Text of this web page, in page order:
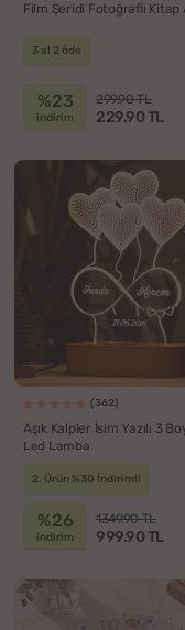
Film Şeridi Fotoğraflı Kitap
3 al 2 öde
%23
indirim
299.90 TL
229.90 TL
(362)
Aşık Kalpler İsim Yazılı 3
Led Lamba
2. Ürün %30 İndirimli
%26
indirim
1349.90 TL
999.90 TL